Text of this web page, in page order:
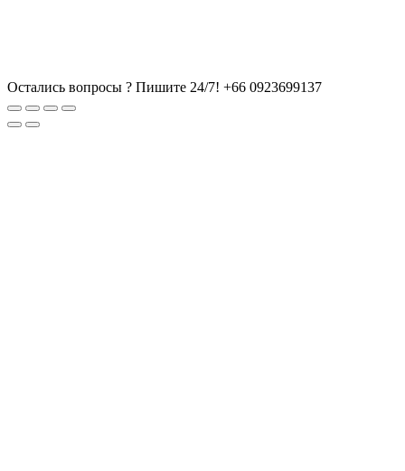
Остались вопросы ? Пишите 24/7! +66 0923699137